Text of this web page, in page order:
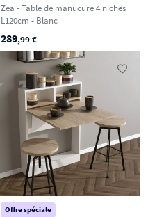
Zea - Table de manucure 4 niches
L120cm - Blanc
289,99 €
Offre spéciale